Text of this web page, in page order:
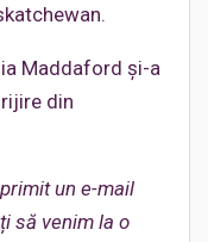
Maddaford și-a
din
un e-mail
să venim la o